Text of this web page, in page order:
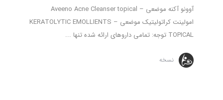
آوونو آکنه موضعی – Aveeno Acne Cleanser topical
امولینت کراتولیتیک موضعی – KERATOLYTIC EMOLLIENTS
TOPICAL توجه: تمامی داروهای ارائه شده تنها ...
نسخه